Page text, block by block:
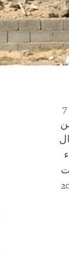
معظم سكّان بلدة تاورغاء في ليبيا، البالغ عددهم 48 ألفا، والمهجّرين قسرا منذ 7
لما كانت
من مدينة مصراتة القريبة، أن أكثر من 20